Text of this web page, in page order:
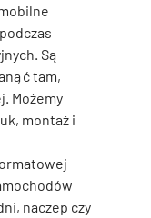
Są
tam,
Możemy
montaż i
naczep czy